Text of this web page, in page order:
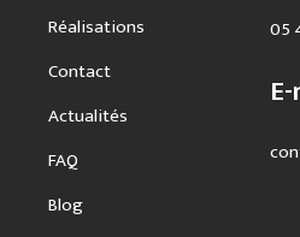
Réalisations
Contact
Actualités
FAQ
Blog
05